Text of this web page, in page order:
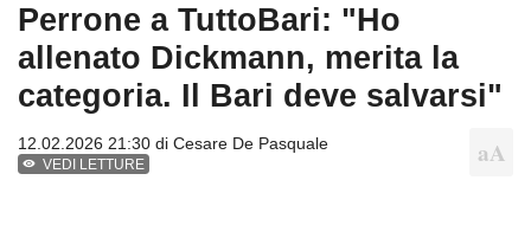
Perrone a TuttoBari: "Ho
allenato Dickmann, merita la
categoria. Il Bari deve salvarsi"
12.02.2026 21:30 di Cesare De Pasquale
VEDI LETTURE